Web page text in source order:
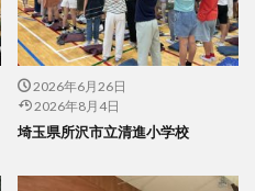
2026年6月26日
2026年8月4日
埼玉県所沢市立清進小学校